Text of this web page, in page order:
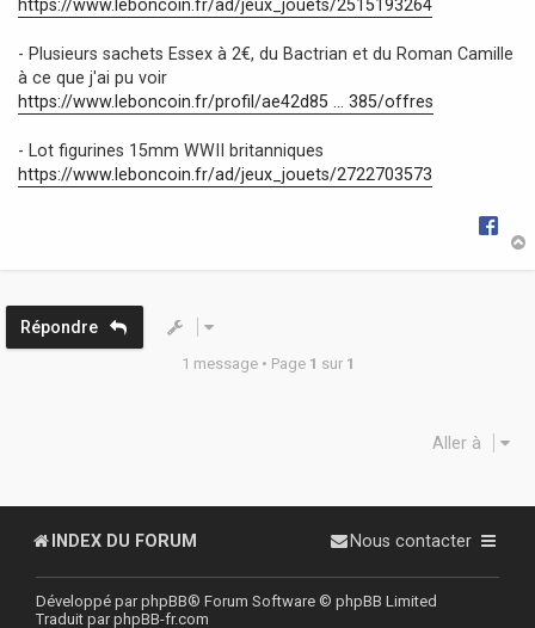
https://www.leboncoin.fr/ad/jeux_jouets/2515193264
- Plusieurs sachets Essex à 2€, du Bactrian et du Roman Camille
à ce que j'ai pu voir
https://www.leboncoin.fr/profil/ae42d85 ... 385/offres
- Lot figurines 15mm WWII britanniques
https://www.leboncoin.fr/ad/jeux_jouets/2722703573
Répondre
1 message • Page 1 sur 1
Aller à
INDEX DU FORUM Nous contacter
Développé parphpBB® Forum Software © phpBB Limited
Traduit parphpBB-fr.com